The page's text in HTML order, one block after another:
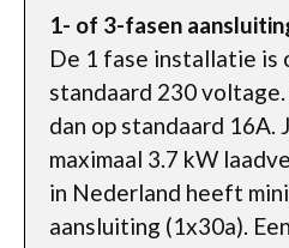
1- of 3-fasen
De 1 fase installatie is
standaard 230
dan op standaard 16A.
maximaal 3.7 kW
in Nederland heeft
aansluiting (1x30a).